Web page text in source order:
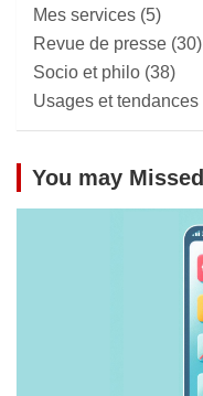
Mes services (5)
Revue de presse (30)
Socio et philo (38)
Usages et tendances
You may Missed